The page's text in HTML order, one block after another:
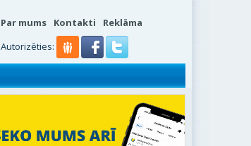
Par mums Kontakti
Reklāma
Autorizēties: